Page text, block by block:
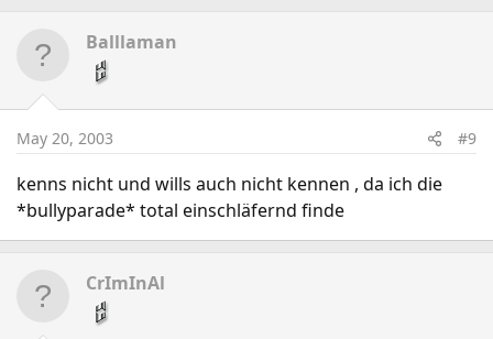
Balllaman
May 20, 2003 #9
kenns nicht und wills auch nicht kennen , da ich die
*bullyparade* total einschläfernd finde
CrImInAl